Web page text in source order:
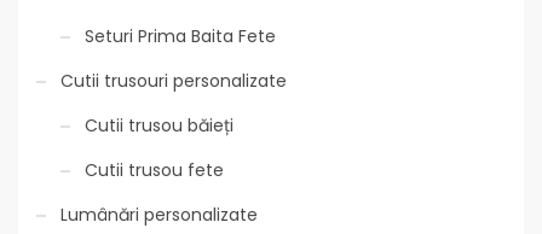
Seturi Prima Baita Fete
Cutii trusouri personalizate
Cutii trusou băieți
Cutii trusou fete
Lumânări personalizate